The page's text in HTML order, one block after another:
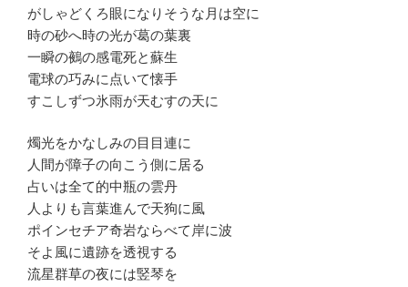
がしゃどくろ眼になりそうな月は空に
時の砂へ時の光が葛の葉裏
一瞬の鵺の感電死と蘇生
電球の巧みに点いて懐手
すこしずつ氷雨が天むすの天に
燭光をかなしみの目目連に
人間が障子の向こう側に居る
占いは全て的中瓶の雲丹
人よりも言葉進んで天狗に風
ポインセチア奇岩ならべて岸に波
そよ風に遺跡を透視する
流星群草の夜には竪琴を